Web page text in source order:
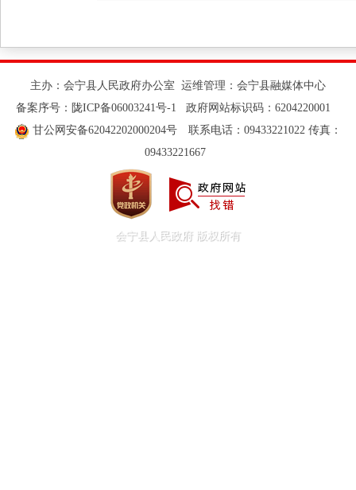
置总价的70%进行补贴，每户只能补贴一次
内有3名及以上老年人，补贴金额最高不超过2
四、关于补贴时限。自本地清单发布之
贴资金用完为止。
五、关于补贴流程。补贴流程有3个环
办”APP或微信、支付宝“甘快办”小程序申
道办事处）提出申请，乡镇人民政府（街道
主办：会宁县人民政府办公室 运维管理：会宁县融媒体中心
备案序号： 陇ICP备06003241号-1 政府网站标识码：6204220001
甘公网安备62042202000204号联系电话：09433221022 传真：
09433221667
会宁县人民政府 版权所有